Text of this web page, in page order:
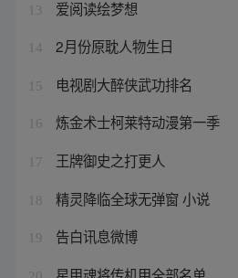
13 爱阅读绘梦想
14 2月份原耽人物生日
15 电视剧大醉侠武功排名
16 炼金术士柯莱特动漫第一季
17 王牌御史之打更人
18 精灵降临全球无弹窗 小说
19 告白讯息微博